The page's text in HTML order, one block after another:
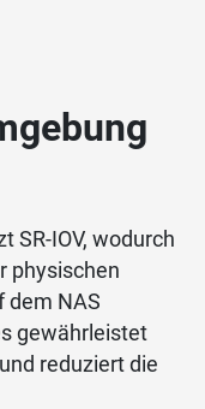
SR-IOV, wodurch
physischen
dem NAS
gewährleistet
reduziert die